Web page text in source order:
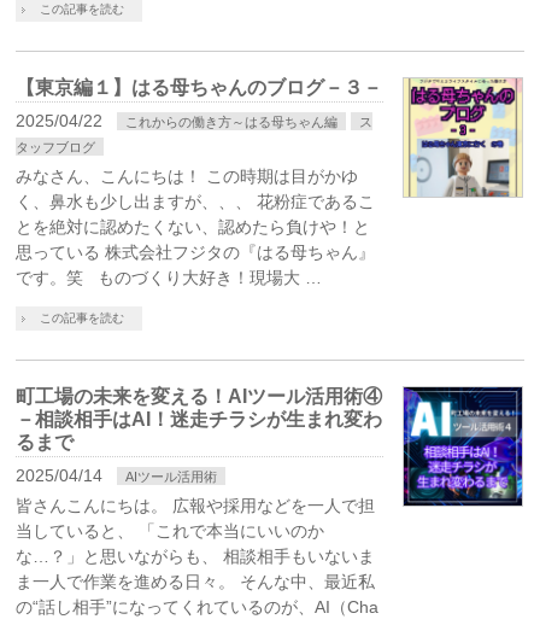
この記事を読む
【東京編１】はる母ちゃんのブログ－３－
2025/04/22 これからの働き方～はる母ちゃん編
ス
タッフブログ
みなさん、こんにちは！ この時期は目がかゆ
く、鼻水も少し出ますが、、、 花粉症であるこ
とを絶対に認めたくない、認めたら負けや！と
思っている 株式会社フジタの『はる母ちゃん』
です。笑 ものづくり大好き！現場大 …
この記事を読む
町工場の未来を変える！AIツール活用術④
－相談相手はAI！迷走チラシが生まれ変わ
るまで
2025/04/14 AIツール活用術
皆さんこんにちは。 広報や採用などを一人で担
当していると、 「これで本当にいいのか
な…？」と思いながらも、 相談相手もいないま
ま一人で作業を進める日々。 そんな中、最近私
の“話し相手”になってくれているのが、AI（Cha